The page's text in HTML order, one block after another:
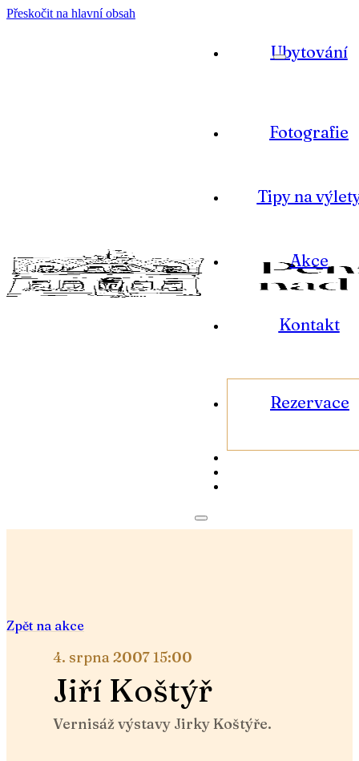
Přeskočit na hlavní obsah
Ubytování
Fotografie
Tipy na
Akce
Kontakt
Rezervace
Zpět na akce
4. srpna 2007 15:00
Jiří Koštýř
Vernisáž výstavy Jirky Koštýře.